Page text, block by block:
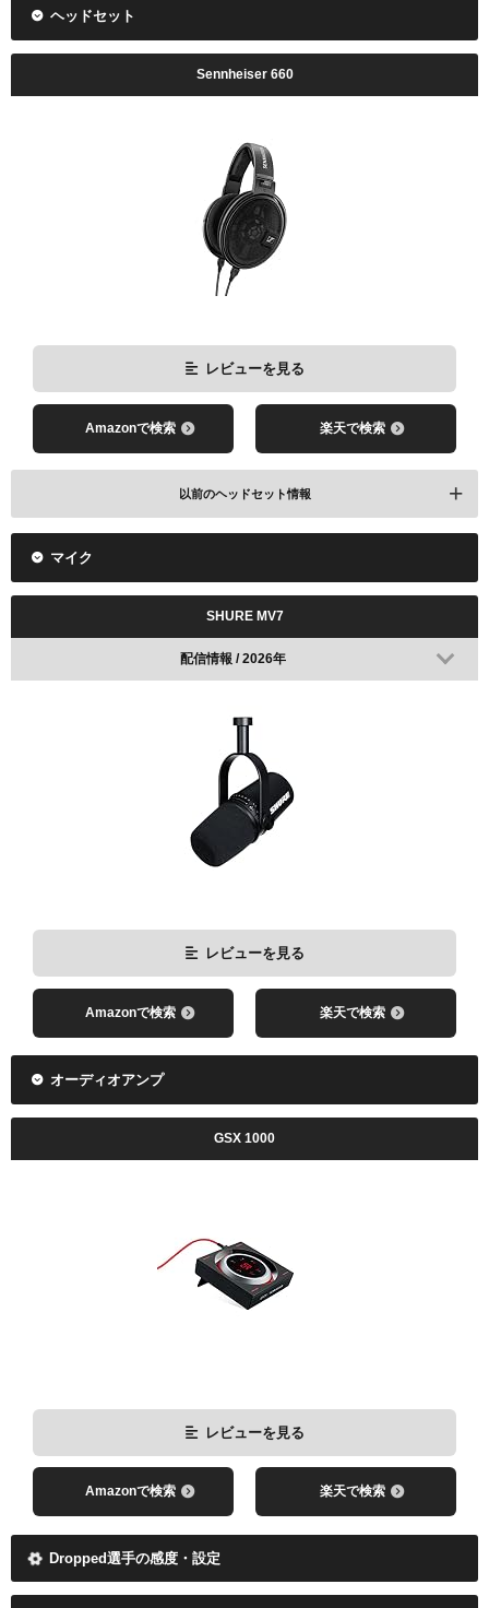
ヘッドセット
Sennheiser 660
レビューを見る
Amazonで検索 楽天で検索
以前のヘッドセット情報
マイク
SHURE MV7
配信情報 / 2026年
レビューを見る
Amazonで検索 楽天で検索
オーディオアンプ
GSX 1000
レビューを見る
Amazonで検索 楽天で検索
Dropped選手の感度・設定